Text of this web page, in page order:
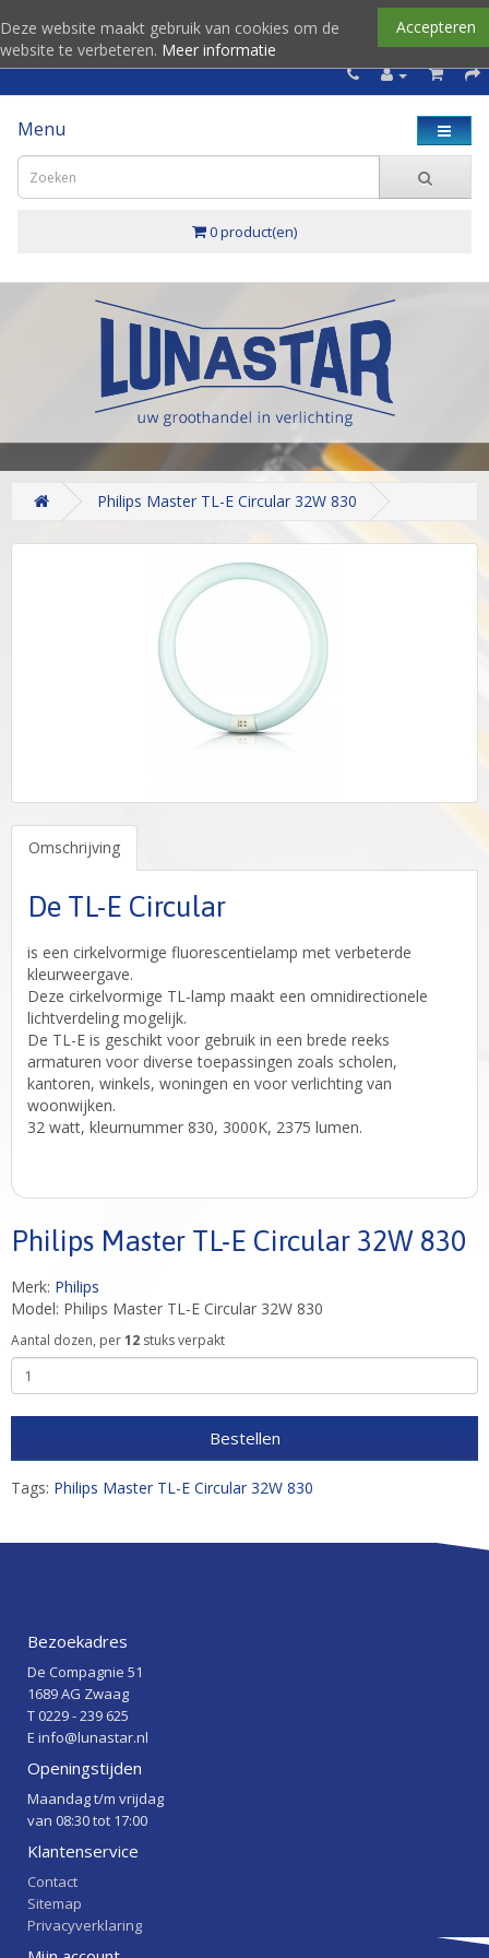
Accepteren
Deze website maakt gebruik van cookies om de
website te verbeteren. Meer informatie
Menu
0 product(en)
Philips Master TL-E Circular 32W 830
Omschrijving
De TL-E Circular
is een cirkelvormige fluorescentielamp met verbeterde
kleurweergave.
Deze cirkelvormige TL-lamp maakt een omnidirectionele
lichtverdeling mogelijk.
De TL-E is geschikt voor gebruik in een brede reeks
armaturen voor diverse toepassingen zoals scholen,
kantoren, winkels, woningen en voor verlichting van
woonwijken.
32 watt, kleurnummer 830, 3000K, 2375 lumen.
Philips Master TL-E Circular 32W 830
Merk: Philips
Model: Philips Master TL-E Circular 32W 830
Aantal dozen, per12 stuks verpakt
Bestellen
Tags: Philips Master TL-E Circular 32W 830
Bezoekadres
De Compagnie 51
1689 AG Zwaag
T 0229 - 239 625
E info@lunastar.nl
Openingstijden
Maandag t/m vrijdag
van 08:30 tot 17:00
Klantenservice
Contact
Sitemap
Privacyverklaring